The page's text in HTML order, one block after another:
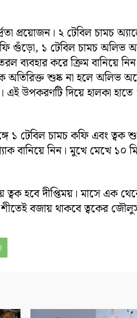
প্রয়োজন। ২ টেবিল চামচ
গুঁড়ো, ১ টেবিল চামচ অলিভ
ব্যবহার করে ক্রিম বানিয়ে
অতিরিক্ত শুষ্ক না হলে অলিভ
এই উপকরণটি দিয়ে হালকা
১ টেবিল চামচ কফি এবং ত্বক
বানিয়ে নিন। মুখে মেখে ১০
হবে দীপ্তিময়। মাসে এক
বজায় থাকবে ত্বকের